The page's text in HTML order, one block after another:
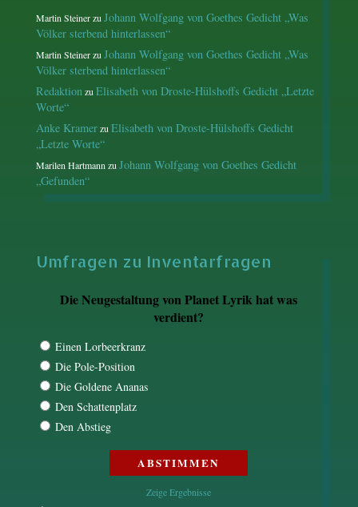
Martin SteinerzuJohann Wolfgang von Goethes Gedicht „Was
Völker sterbend hinterlassen“
Martin SteinerzuJohann Wolfgang von Goethes Gedicht „Was
Völker sterbend hinterlassen“
RedaktionzuElisabeth von Droste-Hülshoffs Gedicht „Letzte
Worte“
Anke KramerzuElisabeth von Droste-Hülshoffs Gedicht
„Letzte Worte“
Marilen HartmannzuJohann Wolfgang von Goethes Gedicht
„Gefunden“
Umfragen zu Inventarfragen
Die Neugestaltung von Planet Lyrik hat was
verdient?
Einen Lorbeerkranz
Die Pole-Position
Die Goldene Ananas
Den Schattenplatz
Den Abstieg
Zeige Ergebnisse